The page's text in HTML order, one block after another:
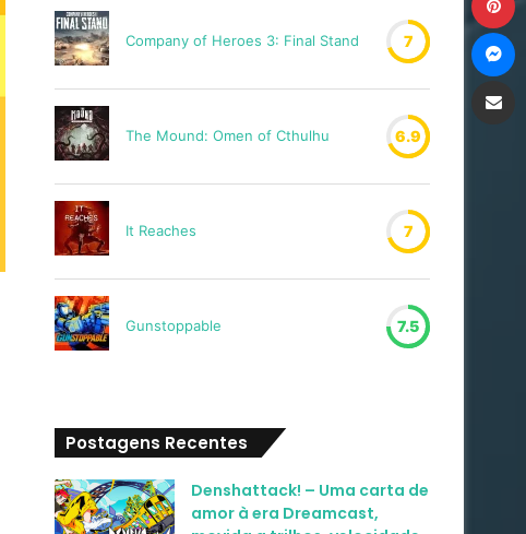
Company of Heroes 3: Final Stand 7
The Mound: Omen of Cthulhu 6.9
It Reaches 7
Gunstoppable 7.5
Postagens Recentes
Denshattack! – Uma carta de
amor à era Dreamcast,